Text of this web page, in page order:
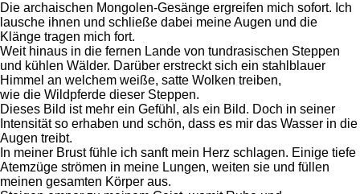
Die archaischen Mongolen-Gesänge ergreifen mich sofort. Ich
lausche ihnen und schließe dabei meine Augen und die
Klänge tragen mich fort.
Weit hinaus in die fernen Lande von tundrasischen Steppen
und kühlen Wälder. Darüber erstreckt sich ein stahlblauer
Himmel an welchem weiße, satte Wolken treiben,
wie die Wildpferde dieser Steppen.
Dieses Bild ist mehr ein Gefühl, als ein Bild. Doch in seiner
Intensität so erhaben und schön, dass es mir das Wasser in die
Augen treibt.
In meiner Brust fühle ich sanft mein Herz schlagen. Einige tiefe
Atemzüge strömen in meine Lungen, weiten sie und füllen
meinen gesamten Körper aus.